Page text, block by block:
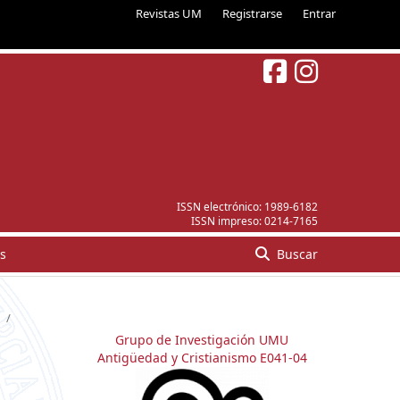
Revistas UM Registrarse Entrar
ISSN electrónico: 1989-6182
ISSN impreso:0214-7165
Buscar
/
Grupo de Investigación UMU
Antigüedad y Cristianismo E041-04